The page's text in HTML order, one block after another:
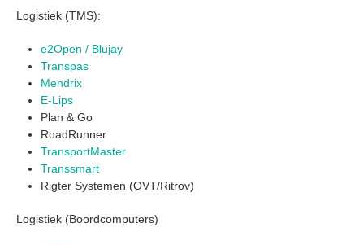
Logistiek (TMS):
e2Open / Blujay
Transpas
Mendrix
E-Lips
Plan & Go
RoadRunner
TransportMaster
Transsmart
Rigter Systemen (OVT/Ritrov)
Logistiek (Boordcomputers)